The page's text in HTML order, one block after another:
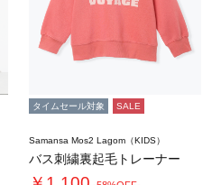
タイムセール対象 SALE
Samansa Mos2 Lagom（KIDS）
バス刺繍裏起毛トレーナー